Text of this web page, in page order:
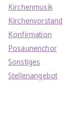
Kirchenmusik
Kirchenvorstand
Konfirmation
Posaunenchor
Sonstiges
Stellenangebot